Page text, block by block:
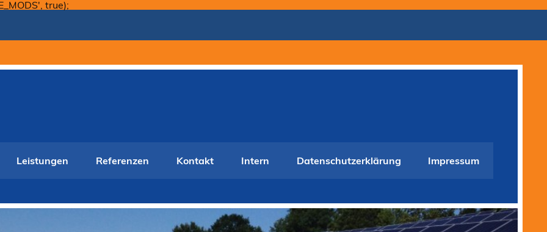
true);
Leistungen Referenzen Kontakt Intern Datenschutzerklärung Impressum